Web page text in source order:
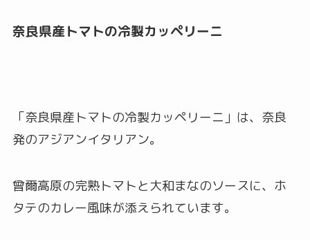
奈良県産トマトの冷製カッペリーニ
「奈良県産トマトの冷製カッペリーニ」は、奈良
発のアジアンイタリアン。
曾爾高原の完熟トマトと大和まなのソースに、ホ
タテのカレー風味が添えられています。